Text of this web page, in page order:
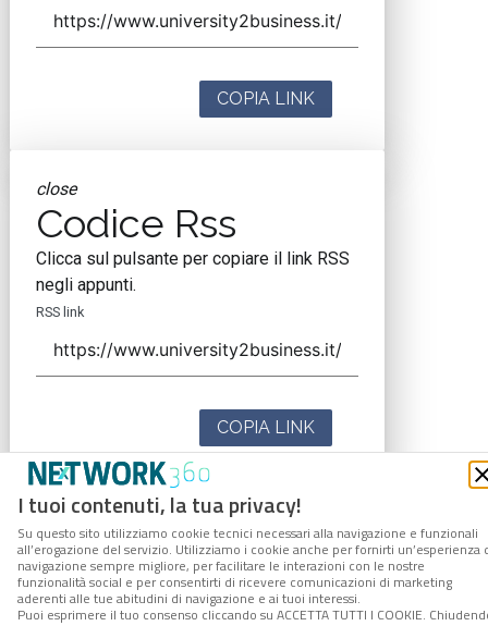
I tuoi contenuti, la tua privacy!
Su questo sito utilizziamo cookie tecnici necessari alla navigazione e funzionali
all’erogazione del servizio. Utilizziamo i cookie anche per fornirti un’esperienza
navigazione sempre migliore, per facilitare le interazioni con le nostre
funzionalità social e per consentirti di ricevere comunicazioni di marketing
aderenti alle tue abitudini di navigazione e ai tuoi interessi.
Puoi esprimere il tuo consenso cliccando su ACCETTA TUTTI I COOKIE.
COPIA LINK
close
Codice Rss
Clicca sul pulsante per copiare il link RSS
negli appunti.
RSS link
COPIA LINK